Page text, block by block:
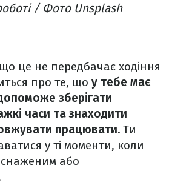
/ Фото Unsplash
це не передбачає ходіння
про те, що у тебе має
зберігати
часи та знаходити
працювати. Ти
у ті моменти, коли
або